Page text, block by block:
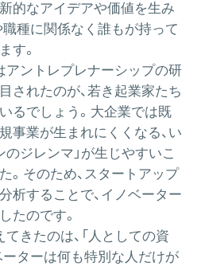
的なアイデアや価値を生み
職種に関係なく誰もが持って
す。
アントレプレナーシップの研
されたのが、若き起業家たち
るでしょう。大企業では既
事業が生まれにくくなる、い
のジレンマ」が生じやすいこ
。そのため、スタートアップ
析することで、イノベーター
たのです。
きたのは、「人としての資
ーターは何も特別な人だけが